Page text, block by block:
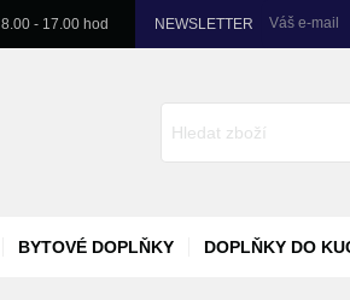
8.00 - 17.00 hod NEWSLETTER Váš e-mail
BYTOVÉ DOPLŇKY DOPLŇKY DO